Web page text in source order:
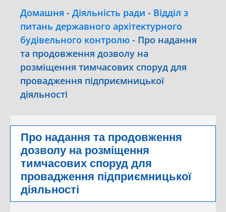
Домашня - Діяльність ради - Відділ з
питань державного архітектурного
будівельного контролю - Про надання
та продовження дозволу на
розміщення тимчасових споруд для
провадження підприємницької
діяльності
Про надання та продовження
дозволу на розміщення
тимчасових споруд для
провадження підприємницької
діяльності